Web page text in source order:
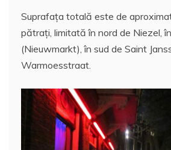
Suprafața totală este de
pătrați, limitată în nord de Niezel,
(Nieuwmarkt), în sud de Saint
Warmoesstraat.